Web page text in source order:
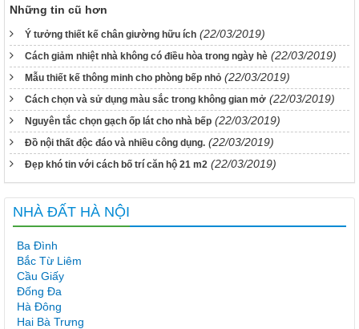
Những tin cũ hơn
Ý tưởng thiết kế chân giường hữu ích (22/03/2019)
Cách giảm nhiệt nhà không có điều hòa trong ngày hè (22/03/2019)
Mẫu thiết kế thông minh cho phòng bếp nhỏ (22/03/2019)
Cách chọn và sử dụng màu sắc trong không gian mở (22/03/2019)
Nguyên tắc chọn gạch ốp lát cho nhà bếp (22/03/2019)
Đồ nội thất độc đáo và nhiều công dụng. (22/03/2019)
Đẹp khó tin với cách bố trí căn hộ 21 m2 (22/03/2019)
NHÀ ĐẤT HÀ NỘI
Ba Đình
Bắc Từ Liêm
Cầu Giấy
Đống Đa
Hà Đông
Hai Bà Trưng